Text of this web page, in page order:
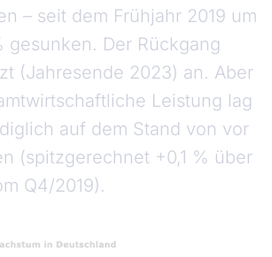
– seit dem Frühjahr 2019 um
gesunken. Der Rückgang
(Jahresende 2023) an. Aber
Leistung lag
auf dem Stand von vor
(spitzgerechnet +0,1 % über
Q4/2019).